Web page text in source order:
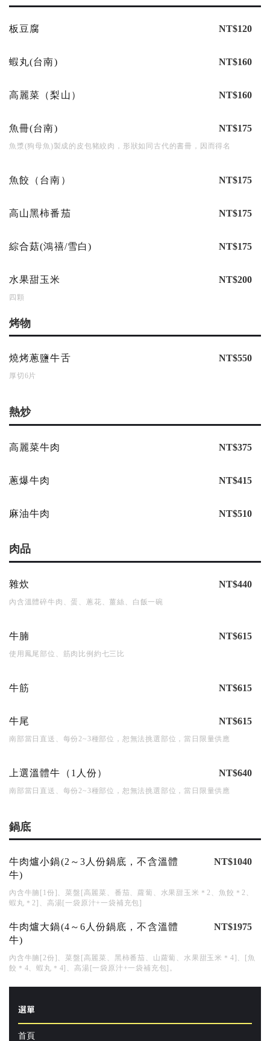
板豆腐 NT$120
蝦丸(台南) NT$160
高麗菜（梨山） NT$160
魚冊(台南) NT$175
魚漿(狗母魚)製成的皮包豬絞肉，形狀如同古代的書冊，因而得名
魚餃（台南） NT$175
高山黑柿番茄 NT$175
綜合菇(鴻禧/雪白) NT$175
水果甜玉米 NT$200
四顆
烤物
燒烤蔥鹽牛舌 NT$550
厚切6片
熱炒
高麗菜牛肉 NT$375
蔥爆牛肉 NT$415
麻油牛肉 NT$510
肉品
雜炊 NT$440
內含溫體碎牛肉、蛋、蔥花、薑絲、白飯一碗
牛腩 NT$615
使用鳳尾部位、筋肉比例約七三比
牛筋 NT$615
牛尾 NT$615
南部當日直送、每份2~3種部位，恕無法挑選部位，當日限量供應
上選溫體牛（1人份） NT$640
南部當日直送、每份2~3種部位，恕無法挑選部位，當日限量供應
鍋底
牛肉爐小鍋(2～3人份鍋底，不含溫體
牛)
NT$1040
內含牛腩[1份]、菜盤[高麗菜、番茄、蘿蔔、水果甜玉米＊2、魚餃＊2、
蝦丸＊2]、高湯[一袋原汁+一袋補充包]
牛肉爐大鍋(4～6人份鍋底，不含溫體
牛)
NT$1975
內含牛腩[2份]、菜盤[高麗菜、黑柿番茄、山蘿蔔、水果甜玉米＊4]、[魚
餃＊4、蝦丸＊4]、高湯[一袋原汁+一袋補充包]。
選單
首頁